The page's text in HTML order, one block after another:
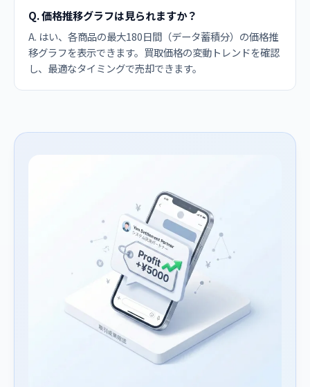
Q. 価格推移グラフは見られますか？
A. はい、各商品の最大180日間（データ蓄積分）の価格推
移グラフを表示できます。買取価格の変動トレンドを確認
し、最適なタイミングで売却できます。